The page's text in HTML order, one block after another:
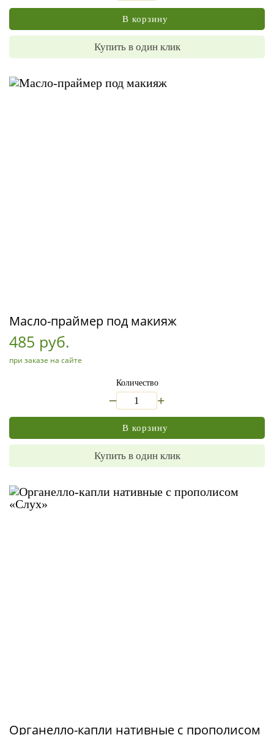
В корзину
Купить в один клик
Масло-праймер под макияж
485 руб.
при заказе на сайте
Количество
+
В корзину
Купить в один клик
Органелло-капли нативные с прополисом